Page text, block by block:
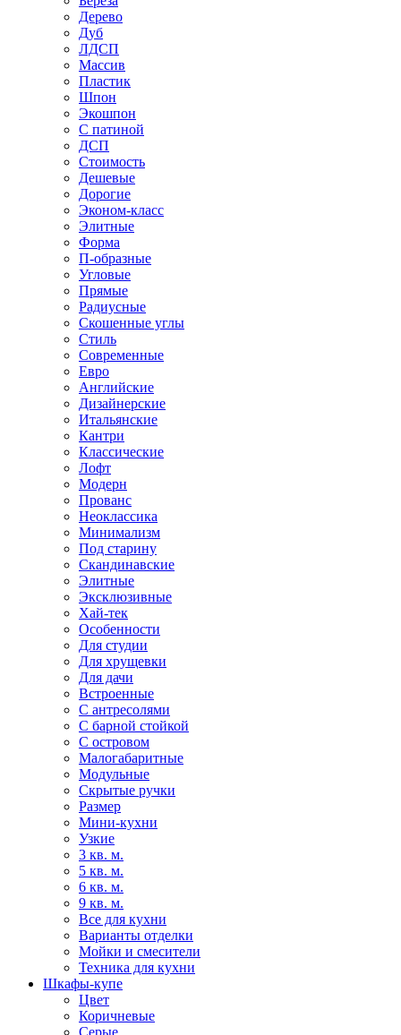
Дерево
Дуб
ЛДСП
Массив
Пластик
Шпон
Экошпон
С патиной
ДСП
Стоимость
Дешевые
Дорогие
Эконом-класс
Элитные
Форма
П-образные
Угловые
Прямые
Радиусные
Скошенные углы
Стиль
Современные
Евро
Английские
Дизайнерские
Итальянские
Кантри
Классические
Лофт
Модерн
Прованс
Неоклассика
Минимализм
Под старину
Скандинавские
Элитные
Эксклюзивные
Хай-тек
Особенности
Для студии
Для хрущевки
Для дачи
Встроенные
С антресолями
С барной стойкой
С островом
Малогабаритные
Модульные
Скрытые ручки
Размер
Мини-кухни
Узкие
3 кв. м.
5 кв. м.
6 кв. м.
9 кв. м.
Все для кухни
Варианты отделки
Мойки и смесители
Техника для кухни
Шкафы-купе
Цвет
Коричневые
Серые